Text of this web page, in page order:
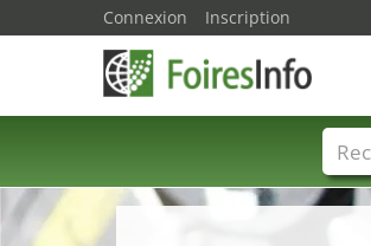
Connexion Inscription